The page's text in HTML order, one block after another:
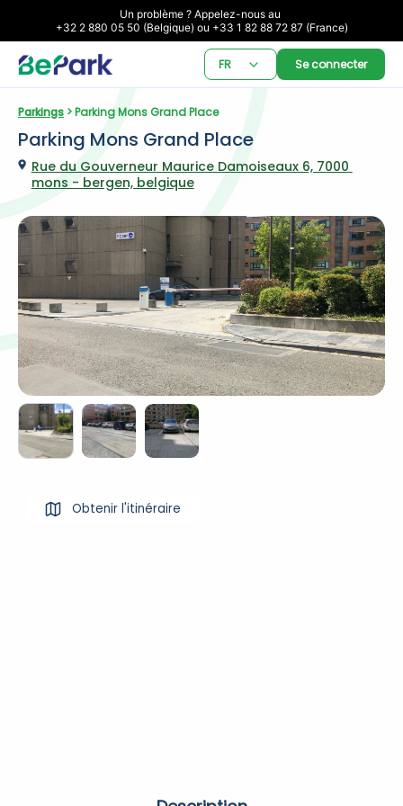
Un problème ? Appelez-nous au
+32 2 880 05 50 (Belgique) ou +33 1 82 88 72 87 (France)
FR Se connecter
Parkings > Parking Mons Grand Place
Parking Mons Grand Place
Rue du Gouverneur Maurice Damoiseaux 6, 7000
mons - bergen, belgique
Obtenir l'itinéraire